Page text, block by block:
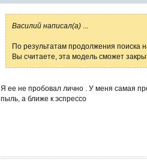
Вaсилий написал(а)
По результатам продолжения поиска
Вы считаете, эта модель сможет
Я ее не пробовал лично . У меня самая
пыль, а ближе к эспрессо